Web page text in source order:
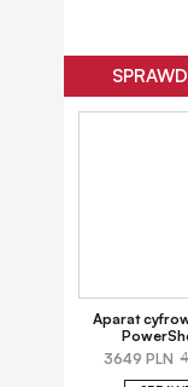
Aparat
3649 PLN